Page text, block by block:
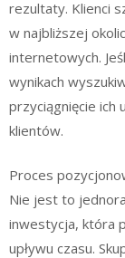
rezultaty. Klienci
w najbliższej
internetowych.
wynikach
przyciągnięcie ich
klientów.
Proces
Nie jest to
inwestycja, która
upływu czasu.